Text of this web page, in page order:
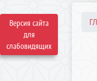
Версия сайта
для
слабовидящих